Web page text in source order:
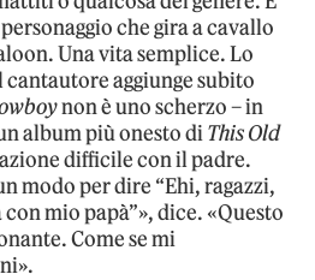
che gira a cavallo
Una vita semplice. Lo
aggiunge subito
non è uno scherzo – in
album più onesto diThis Old
difficile con il padre.
modo per dire “Ehi, ragazzi,
mio papà”», dice. «Questo
Come se mi